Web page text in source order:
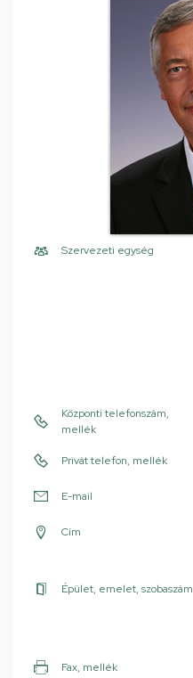
Szervezeti egység
Központi telefonszám,
mellék
Privát telefon, mellék
E-mail
Cím
Épület, emelet, szobaszám
Fax, mellék